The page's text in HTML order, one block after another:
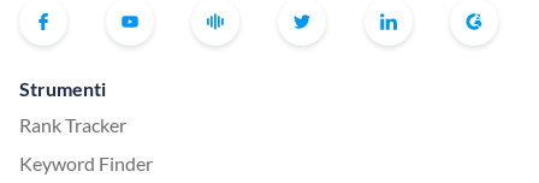
Strumenti
Rank Tracker
Keyword Finder